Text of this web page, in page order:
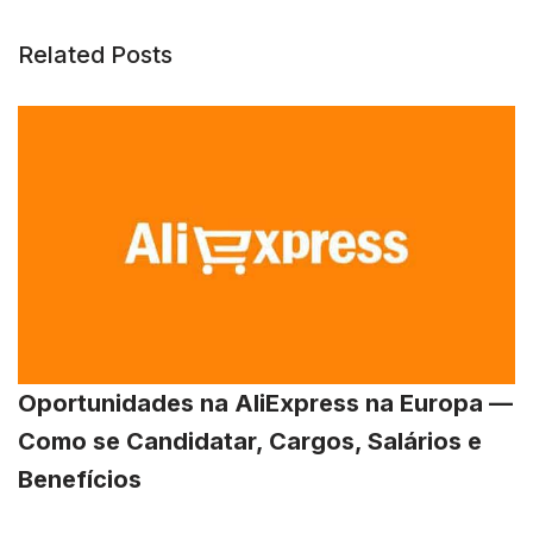
Related Posts
Oportunidades na AliExpress na Europa —
Como se Candidatar, Cargos, Salários e
Benefícios